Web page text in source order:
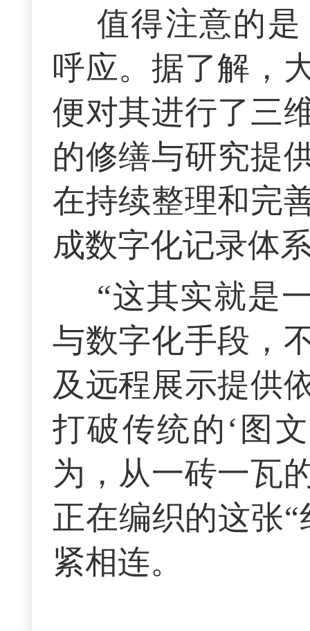
值得注意的
呼应。据了解，
便对其进行了三
的修缮与研究提
在持续整理和完
成数字化记录体
“这其实就是
与数字化手段，
及远程展示提供
打破传统的‘图
为，从一砖一瓦
正在编织的这张
紧相连。